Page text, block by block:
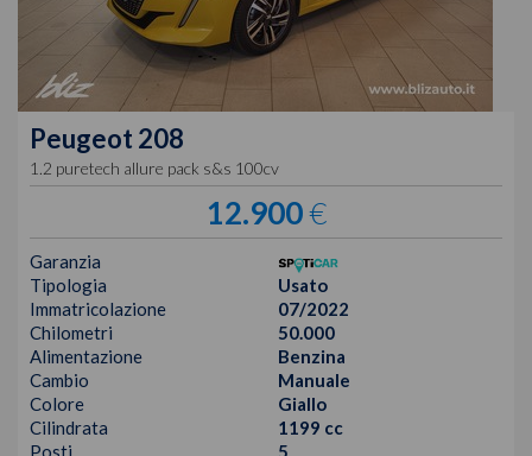
Peugeot 208
1.2 puretech allure pack s&s 100cv
12.900€
Garanzia
Tipologia
Usato
Immatricolazione
07/2022
Chilometri
50.000
Alimentazione
Benzina
Cambio
Manuale
Colore
Giallo
Cilindrata
1199 cc
Posti
5